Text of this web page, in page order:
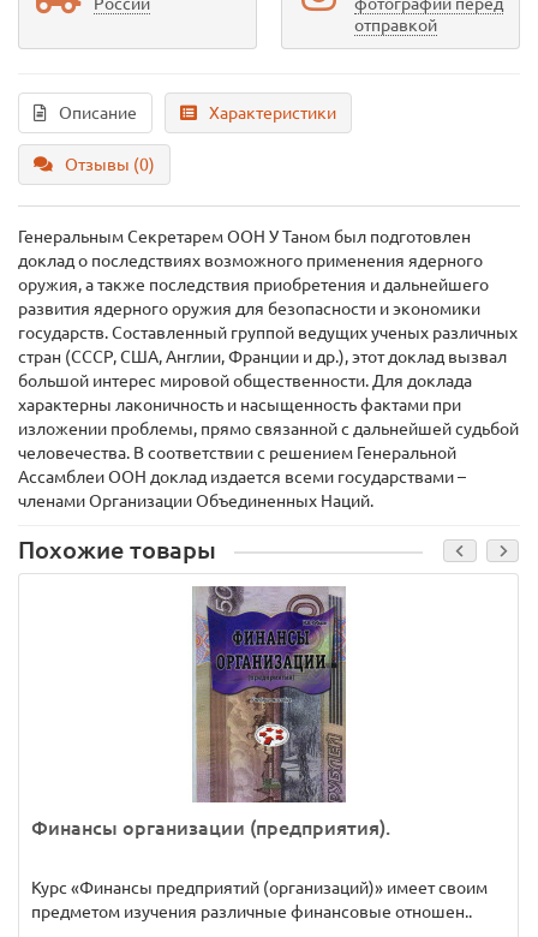
отправкой
Описание Характеристики
Отзывы (0)
Генеральным Секретарем ООН У Таном был подготовлен
доклад о последствиях возможного применения ядерного
оружия, а также последствия приобретения и дальнейшего
развития ядерного оружия для безопасности и экономики
государств. Составленный группой ведущих ученых различных
стран (СССР, США, Англии, Франции и др.), этот доклад вызвал
большой интерес мировой общественности. Для доклада
характерны лаконичность и насыщенность фактами при
изложении проблемы, прямо связанной с дальнейшей судьбой
человечества. В соответствии с решением Генеральной
Ассамблеи ООН доклад издается всеми государствами –
членами Организации Объединенных Наций.
Похожие товары
Финансы организации (предприятия).
Курс «Финансы предприятий (организаций)» имеет своим
предметом изучения различные финансовые отношен..